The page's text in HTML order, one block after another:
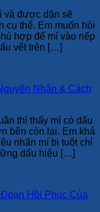
và được dặn sẽ
cụ thể. Em muốn hỏi
hợp để mí vào nếp
vết trên […]
Nhân & Cách
thì thấy mí có dấu
bên còn lại. Em khá
nhấn mí bị tuột chỉ
dấu hiệu […]
Hồi Phục Của